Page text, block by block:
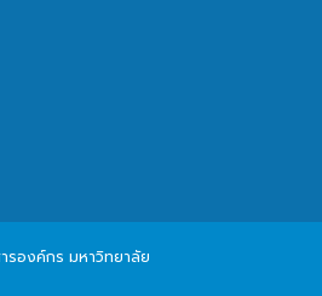
รองค์กร มหาวิทยาลัย